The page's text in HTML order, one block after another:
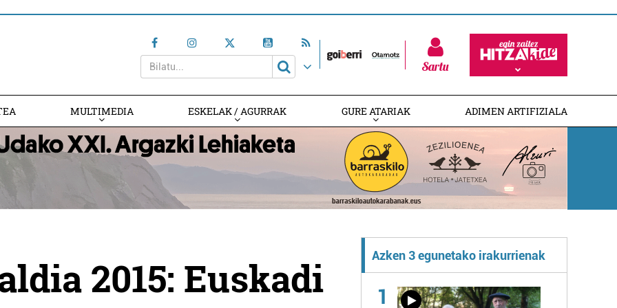
Sartu
MULTIMEDIA ESKELAK / AGURRAK GURE ATARIAK ADIMEN ARTIFIZIALA
2015: Euskadi
Azken 3 egunetako irakurrienak
1